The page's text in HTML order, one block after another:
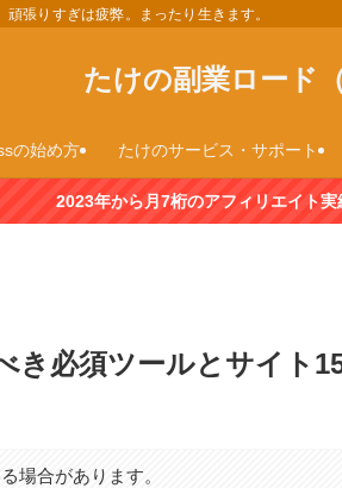
張りすぎは疲弊。まったり生きます。
たけの副業ロード
の始め方 たけのサービス・サポート
2023年から月7桁のアフィリエイト
き必須ツールとサイト
場合があります。